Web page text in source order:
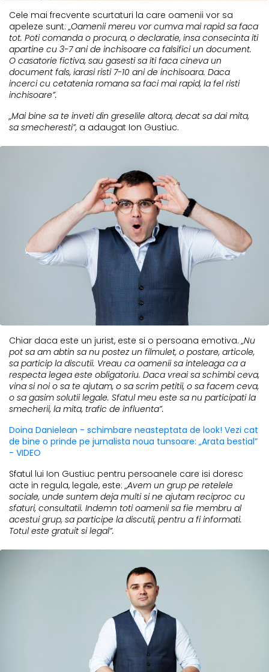
Cele mai frecvente scurtaturi la care oamenii vor sa
apeleze sunt: „Oamenii mereu vor cumva mai rapid sa faca
tot. Poti comanda o procura, o declaratie, insa consecinta iti
apartine cu 3-7 ani de inchisoare ca falsifici un document.
O casatorie fictiva, sau gasesti sa iti faca cineva un
document fals, iarasi risti 7-10 ani de inchisoara. Daca
incerci cu cetatenia romana sa faci mai rapid, la fel risti
inchisoare”.
„Mai bine sa te inveti din greselile altora, decat sa dai mita,
sa smecheresti”, a adaugat Ion Gustiuc.
Chiar daca este un jurist, este si o persoana emotiva.„Nu
pot sa am abtin sa nu postez un filmulet, o postare, articole,
sa particip la discutii. Vreau ca oamenii sa inteleaga ca a
respecta legea este obligatoriu. Daca vreai sa schimbi ceva,
vina si noi o sa te ajutam, o sa scrim petitii, o sa facem ceva,
o sa gasim solutii legale. Sfatul meu este sa nu participati la
smecherii, la mita, trafic de influenta”.
Doina Danielean - schimbare neasteptata de look! Vezi cat
de bine o prinde pe jurnalista noua tunsoare: „Arata bestial”
- VIDEO
Sfatul lui Ion Gustiuc pentru persoanele care isi doresc
acte in regula, legale, este:„Avem un grup pe retelele
sociale, unde suntem deja multi si ne ajutam reciproc cu
sfaturi, consultatii. Indemn toti oamenii sa fie membru al
acestui grup, sa participe la discutii, pentru a fi informati.
Totul este gratuit si legal”.